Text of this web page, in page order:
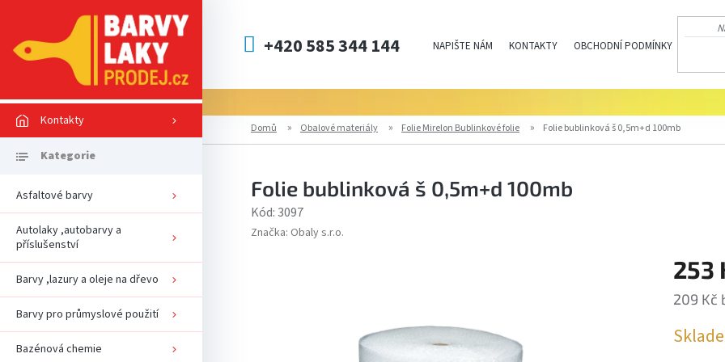
+420 585 344 144 NAPIŠTE NÁM KONTAKTY OBCHODNÍ PODMÍNKY
Kontakty
Asfaltové barvy
Autolaky ,autobarvy a
příslušenství
Barvy ,lazury a oleje na dřevo
Barvy pro průmyslové použití
Bazénová chemie
Domů Obalové materiály Folie Mirelon Bublinkové folie Folie bublinková š 0,5m+d 100mb
Folie bublinková š 0,5m+d 100mb
Kód:3097
Značka: Obaly s.r.o.
253
209 Kč
cena: